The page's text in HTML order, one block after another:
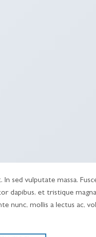
sed vulputate massa.
et tristique magna
nunc, mollis a lectus ac,